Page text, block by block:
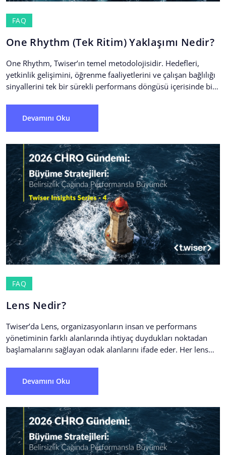
FAQ
One Rhythm (Tek Ritim) Yaklaşımı Nedir?
One Rhythm, Twiser’ın temel metodolojisidir. Hedefleri,
yetkinlik gelişimini, öğrenme faaliyetlerini ve çalışan bağlılığı
sinyallerini tek bir sürekli performans döngüsü içerisinde bir
Devamını Oku
FAQ
Lens Nedir?
Twiser’da Lens, organizasyonların insan ve performans
yönetiminin farklı alanlarında ihtiyaç duydukları noktadan
başlamalarını sağlayan odak alanlarını ifade eder. Her lens
Devamını Oku